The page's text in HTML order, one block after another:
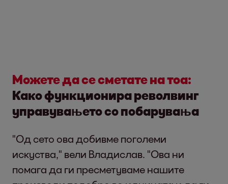
Можете да се сметате на тоа:
Како функционира револвинг
управувањето со побарувања
"Од сето ова добивме поголеми
искуства," вели Владислав. "Ова ни
помага да ги пресметуваме нашите